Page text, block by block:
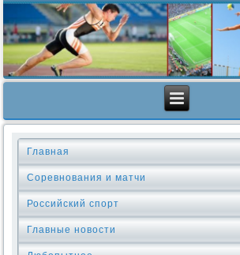
Главная
Соревнования и матчи
Российский спорт
Главные новости